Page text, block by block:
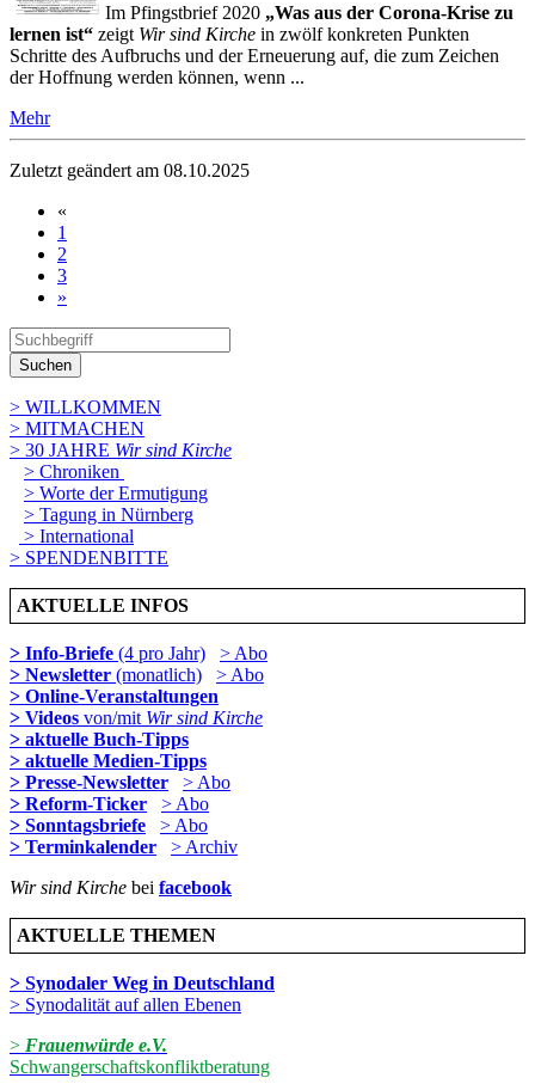
Im Pfingstbrief 2020 „Was aus der Corona-Krise zu
lernen ist“ zeigt Wir sind Kirche in zwölf konkreten Punkten
Schritte des Aufbruchs und der Erneuerung auf, die zum Zeichen
der Hoffnung werden können, wenn ...
Mehr
Zuletzt geändert am 08­.10.2025
«
1
2
3
»
Suchen
> WILLKOMMEN
> MITMACHEN
> 30 JAHRE Wir sind Kirche
> Chroniken
> Worte der Ermutigung
> Tagung in Nürnberg
> International
> SPENDENBITTE
AKTUELLE INFOS
> Info-Briefe (4 pro Jahr)
> Abo
> Newsletter (monatlich)
> Abo
> Online-Veranstaltungen
> Videos von/mit Wir sind Kirche
> aktuelle Buch-Tipps
> aktuelle Medien-Tipps
> Presse-Newsletter
> Abo
> Reform-Ticker
> Abo
> Sonntagsbriefe
> Abo
> Terminkalender
> Archiv
Wir sind Kirche bei facebook
AKTUELLE THEMEN
> Synodaler Weg in Deutschland
> Synodalität auf allen Ebenen
> Frauenwürde e.V.
Schwangerschaftskonfliktberatung